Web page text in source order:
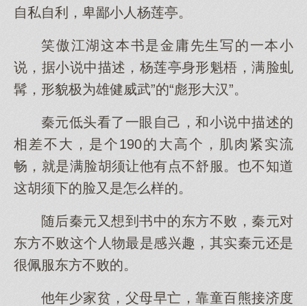
自私自利，卑鄙小人杨莲亭。
笑傲江湖这本书是金庸先生写的一本小
说，据小说中描述，杨莲亭身形魁梧，满脸虬
髯，形貌极为雄健威武”的“彪形大汉”。
秦元低头看了一眼自己，和小说中描述的
相差不大，是个190的大高个，肌肉紧实流
畅，就是满脸胡须让他有点不舒服。也不知道
这胡须下的脸又是怎么样的。
随后秦元又想到书中的东方不败，秦元对
东方不败这个人物最是感兴趣，其实秦元还是
很佩服东方不败的。
他年少家贫，父母早亡，靠童百熊接济度